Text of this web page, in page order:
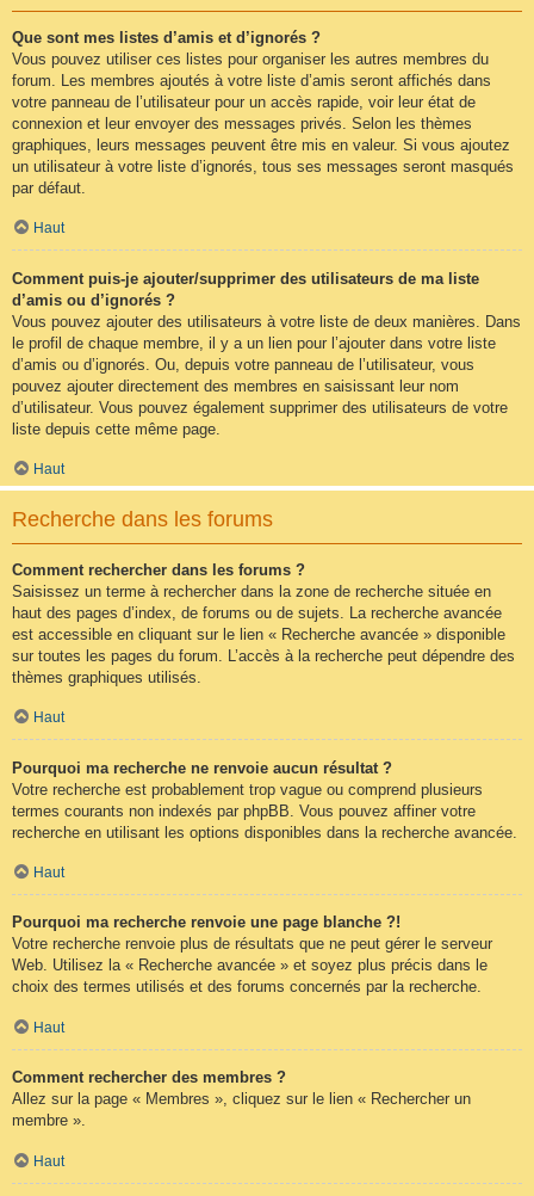
Que sont mes listes d’amis et d’ignorés ?
Vous pouvez utiliser ces listes pour organiser les autres membres du
forum. Les membres ajoutés à votre liste d’amis seront affichés dans
votre panneau de l’utilisateur pour un accès rapide, voir leur état de
connexion et leur envoyer des messages privés. Selon les thèmes
graphiques, leurs messages peuvent être mis en valeur. Si vous ajoutez
un utilisateur à votre liste d’ignorés, tous ses messages seront masqués
par défaut.
Haut
Comment puis-je ajouter/supprimer des utilisateurs de ma liste
d’amis ou d’ignorés ?
Vous pouvez ajouter des utilisateurs à votre liste de deux manières. Dans
le profil de chaque membre, il y a un lien pour l’ajouter dans votre liste
d’amis ou d’ignorés. Ou, depuis votre panneau de l’utilisateur, vous
pouvez ajouter directement des membres en saisissant leur nom
d’utilisateur. Vous pouvez également supprimer des utilisateurs de votre
liste depuis cette même page.
Haut
Recherche dans les forums
Comment rechercher dans les forums ?
Saisissez un terme à rechercher dans la zone de recherche située en
haut des pages d’index, de forums ou de sujets. La recherche avancée
est accessible en cliquant sur le lien « Recherche avancée » disponible
sur toutes les pages du forum. L’accès à la recherche peut dépendre des
thèmes graphiques utilisés.
Haut
Pourquoi ma recherche ne renvoie aucun résultat ?
Votre recherche est probablement trop vague ou comprend plusieurs
termes courants non indexés par phpBB. Vous pouvez affiner votre
recherche en utilisant les options disponibles dans la recherche avancée.
Haut
Pourquoi ma recherche renvoie une page blanche ?!
Votre recherche renvoie plus de résultats que ne peut gérer le serveur
Web. Utilisez la « Recherche avancée » et soyez plus précis dans le
choix des termes utilisés et des forums concernés par la recherche.
Haut
Comment rechercher des membres ?
Allez sur la page « Membres », cliquez sur le lien « Rechercher un
membre ».
Haut